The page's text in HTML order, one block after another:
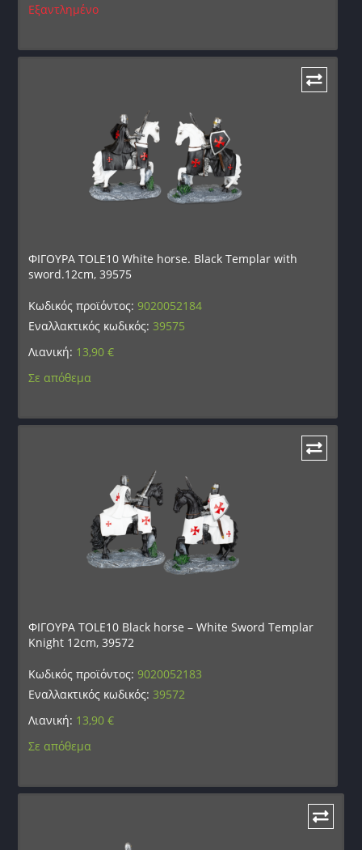
Εξαντλημένο
ΦΙΓΟΥΡΑ TOLE10 White horse. Black Templar with
sword.12cm, 39575
Κωδικός προϊόντος:9020052184
Εναλλακτικός κωδικός: 39575
Λιανική: 13,90€
Σε απόθεμα
ΦΙΓΟΥΡΑ TOLE10 Black horse – White Sword Templar
Knight 12cm, 39572
Κωδικός προϊόντος:9020052183
Εναλλακτικός κωδικός: 39572
Λιανική: 13,90€
Σε απόθεμα